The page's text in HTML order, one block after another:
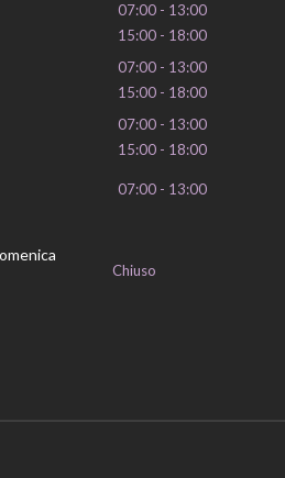
07:00 - 13:00
15:00 - 18:00
07:00 - 13:00
15:00 - 18:00
07:00 - 13:00
15:00 - 18:00
07:00 - 13:00
Chiuso